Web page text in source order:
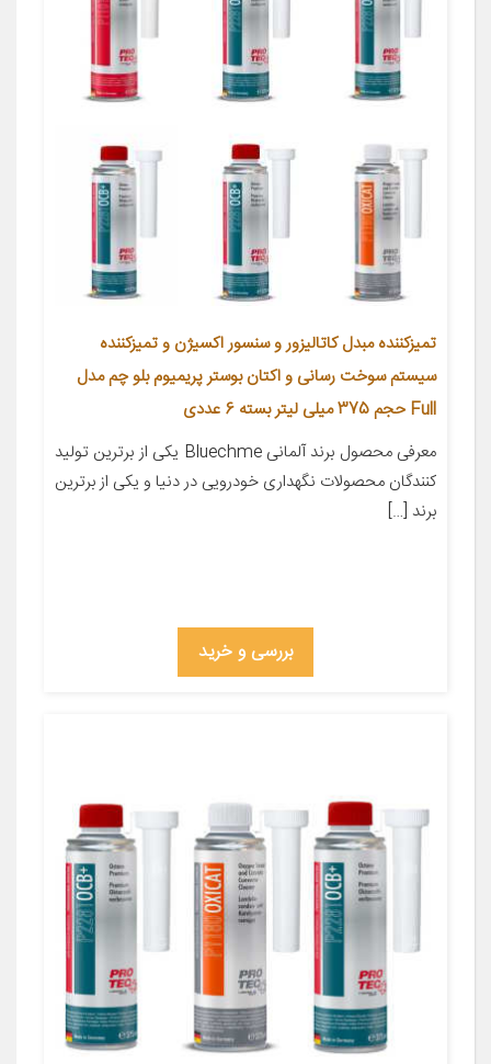
تمیزکننده مبدل کاتالیزور و سنسور اکسیژن و تمیزکننده
سیستم سوخت رسانی و اکتان بوستر پریمیوم بلو چم مدل
Full حجم 375 میلی لیتر بسته 6 عددی
معرفی محصول برند آلمانی Bluechme یکی از برترین تولید
کنندگان محصولات نگهداری خودرویی در دنیا و یکی از برترین
برند […]
بررسی و خرید